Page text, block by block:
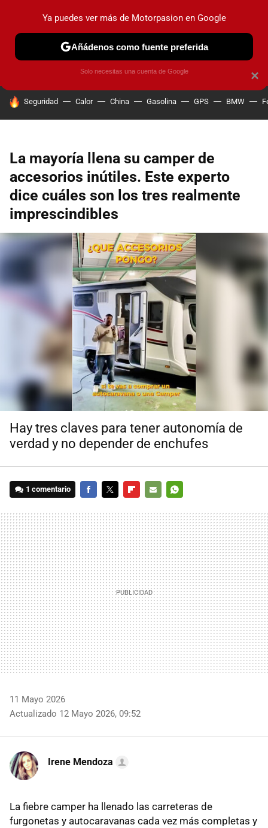
PRUEBAS COCHES ELÉCTRICOS OBSERVATORIO
HOY SE HABLA DE
Seguridad Calor China Gasolina GPS BMW
La mayoría llena su camper de
accesorios inútiles. Este experto
dice cuáles son los tres realmente
imprescindibles
Hay tres claves para tener autonomía de
verdad y no depender de enchufes
1 comentario
MAIL
11 Mayo 2026
Actualizado 12 Mayo 2026, 09:52
Irene Mendoza
La fiebre camper ha llenado las carreteras de
furgonetas y autocaravanas cada vez más completas y
×
Ya puedes ver más de Motorpasion en Google
Añádenos como fuente preferida
Solo necesitas una cuenta de Google